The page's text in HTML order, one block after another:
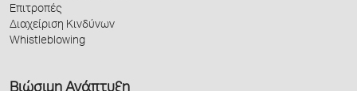
Επιτροπές
Διαχείριση Κινδύνων
Whistleblowing